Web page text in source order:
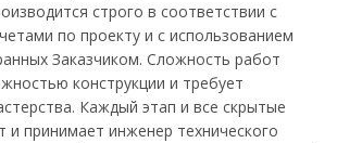
строго в соответствии с
по проекту и с использованием
Заказчиком. Сложность работ
конструкции и требует
Каждый этап и все скрытые
и принимает инженер технического